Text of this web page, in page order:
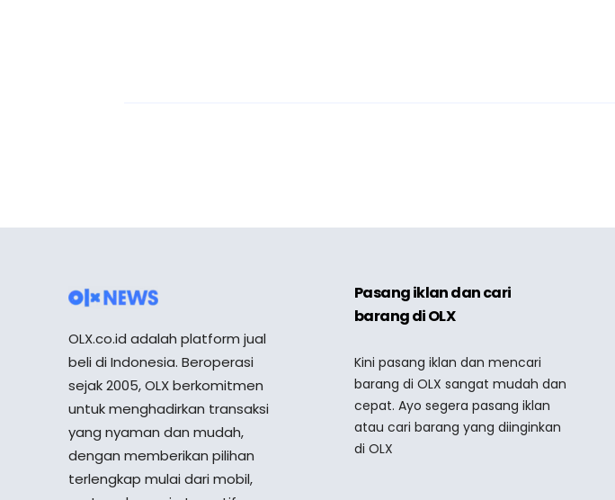
OLX.co.id adalah platform jual
beli di Indonesia. Beroperasi
sejak 2005, OLX berkomitmen
untuk menghadirkan transaksi
yang nyaman dan mudah,
dengan memberikan pilihan
terlengkap mulai dari mobil,
Pasang iklan dan cari
barang di OLX
Kini pasang iklan dan mencari
barang di OLX sangat mudah dan
cepat. Ayo segera pasang iklan
atau cari barang yang diinginkan
di OLX